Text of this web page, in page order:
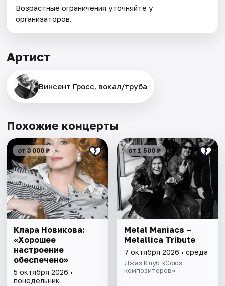
Возрастные ограничения уточняйте у
организаторов.
Артист
Винсент Гросс, вокал/труба
Похожие концерты
от 3 000 ₽
Клара Новикова:
«Хорошее
настроение
обеспечено»
5 октября 2026 •
понедельник
от 1 500 ₽
Metal Maniacs –
Metallica Tribute
7 октября 2026 • среда
Джаз Клуб «Союз
композиторов»